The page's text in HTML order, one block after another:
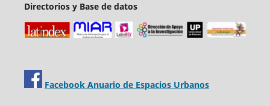
Directorios y Base de datos
Facebook Anuario de Espacios Urbanos